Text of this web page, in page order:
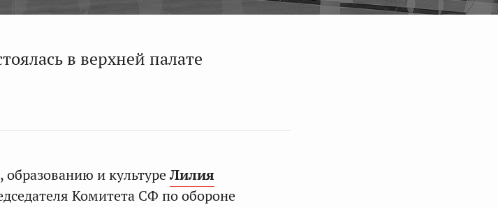
в верхней палате
и культуре Лилия
Комитета СФ по обороне